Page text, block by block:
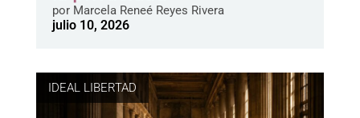
porMarcela Reneé Reyes Rivera
julio 10, 2026
IDEAL LIBERTAD